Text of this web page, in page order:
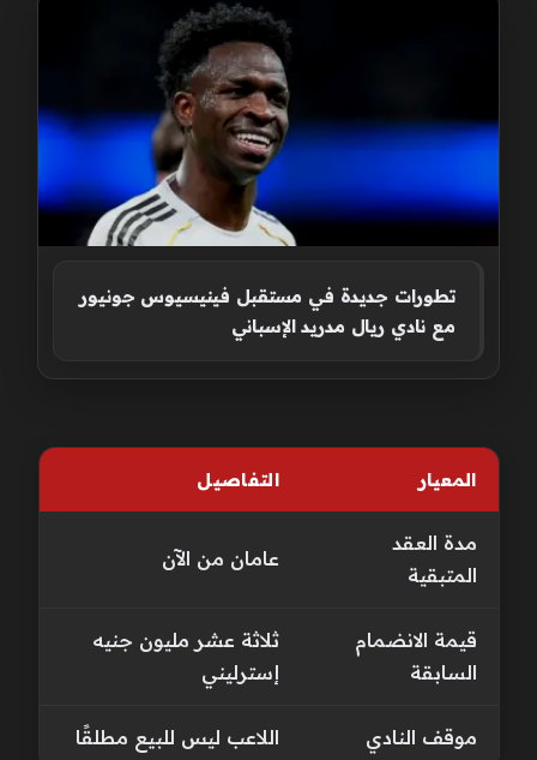
تطورات جديدة في مستقبل فينيسيوس جونيور
مع نادي ريال مدريد الإسباني
المعيار التفاصيل
مدة العقد
المتبقية
عامان من الآن
قيمة الانضمام
السابقة
ثلاثة عشر مليون جنيه
إسترليني
موقف النادي اللاعب ليس للبيع مطلقًا